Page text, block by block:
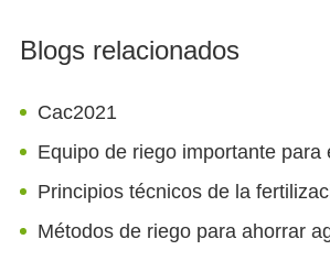
Blogs relacionados
Cac2021
Equipo de riego importante para el sistema de riego por
Principios técnicos de la
Métodos de riego para ahorrar agua en